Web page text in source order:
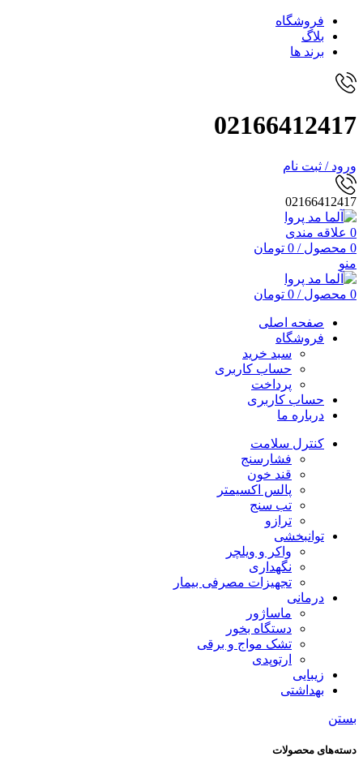
فروشگاه
بلاگ
برند ها
02166412417
ورود / ثبت نام
02166412417
0 علاقه مندی
0 محصول /
0 تومان
منو
0 محصول /
0 تومان
صفحه اصلی
فروشگاه
سبد خرید
حساب کاربری
پرداخت
حساب کاربری
درباره ما
کنترل سلامت
فشارسنج
قند خون
پالس اکسیمتر
تب سنج
ترازو
توانبخشی
واکر و ویلچر
نگهداری
تجهیزات مصرفی بیمار
درمانی
ماساژور
دستگاه بخور
تشک مواج و برقی
ارتوپدی
زیبایی
بهداشتی
بستن
دسته‌های محصولات